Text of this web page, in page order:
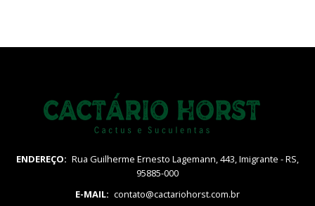
ENDEREÇO: Rua Guilherme Ernesto Lagemann, 443, Imigrante - RS,
95885-000
E-MAIL: contato@cactariohorst.com.br